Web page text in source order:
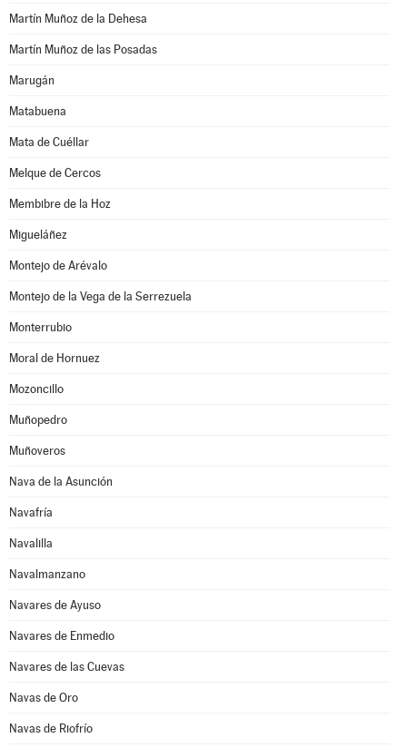
Martín Muñoz de la Dehesa
Martín Muñoz de las Posadas
Marugán
Matabuena
Mata de Cuéllar
Melque de Cercos
Membibre de la Hoz
Migueláñez
Montejo de Arévalo
Montejo de la Vega de la Serrezuela
Monterrubio
Moral de Hornuez
Mozoncillo
Muñopedro
Muñoveros
Nava de la Asunción
Navafría
Navalilla
Navalmanzano
Navares de Ayuso
Navares de Enmedio
Navares de las Cuevas
Navas de Oro
Navas de Riofrío